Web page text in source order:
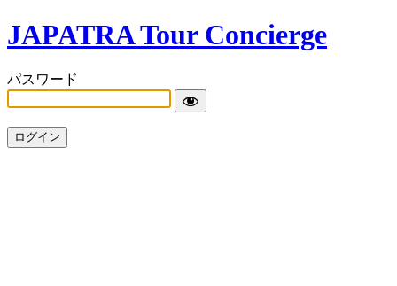
JAPATRA Tour Concierge
パスワード